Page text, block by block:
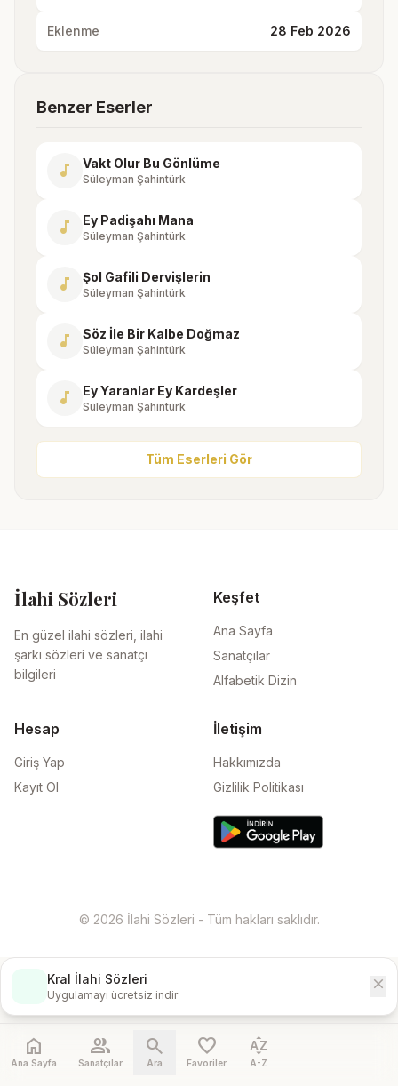
Eklenme 28 Feb 2026
Benzer Eserler
music_note Vakt Olur Bu Gönlüme
Süleyman Şahintürk
music_note Ey Padişahı Mana
Süleyman Şahintürk
music_note Şol Gafili Dervişlerin
Süleyman Şahintürk
music_note Söz İle Bir Kalbe Doğmaz
Süleyman Şahintürk
music_note Ey Yaranlar Ey Kardeşler
Süleyman Şahintürk
Tüm Eserleri Gör
İlahi Sözleri
En güzel ilahi sözleri, ilahi
şarkı sözleri ve sanatçı
bilgileri
Keşfet
Ana Sayfa
Sanatçılar
Alfabetik Dizin
Hesap
Giriş Yap
Kayıt Ol
İletişim
Hakkımızda
Gizlilik Politikası
© 2026 İlahi Sözleri - Tüm hakları saklıdır.
Kral İlahi Sözleri
Uygulamayı ücretsiz indir
close
home
Ana Sayfa
people
Sanatçılar
search
Ara
favorite
Favoriler
sort_by_alpha
A-Z